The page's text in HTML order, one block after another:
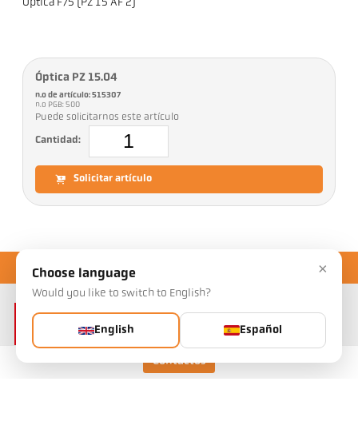
Contactos
Óptica F75 (PZ 15 AF 2)
Óptica PZ 15.04
n.o de artículo: 515307
n.o PGB: 500
Puede solicitarnos este artículo
Cantidad:
Solicitar artículo
×
Choose language
Would you like to switch to English?
English Español